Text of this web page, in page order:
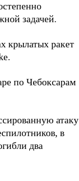
задачей.
крылатых ракет
по Чебоксарам
атаку
в
два